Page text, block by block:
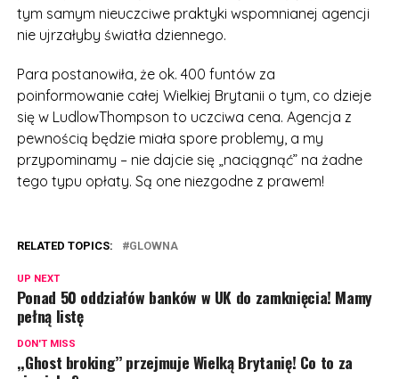
tym samym nieuczciwe praktyki wspomnianej agencji
nie ujrzałyby światła dziennego.
Para postanowiła, że ok. 400 funtów za
poinformowanie całej Wielkiej Brytanii o tym, co dzieje
się w LudlowThompson to uczciwa cena. Agencja z
pewnością będzie miała spore problemy, a my
przypominamy – nie dajcie się „naciągnąć” na żadne
tego typu opłaty. Są one niezgodne z prawem!
RELATED TOPICS: GLOWNA
UP NEXT
Ponad 50 oddziałów banków w UK do zamknięcia! Mamy
pełną listę
DON'T MISS
,,Ghost broking’’ przejmuje Wielką Brytanię! Co to za